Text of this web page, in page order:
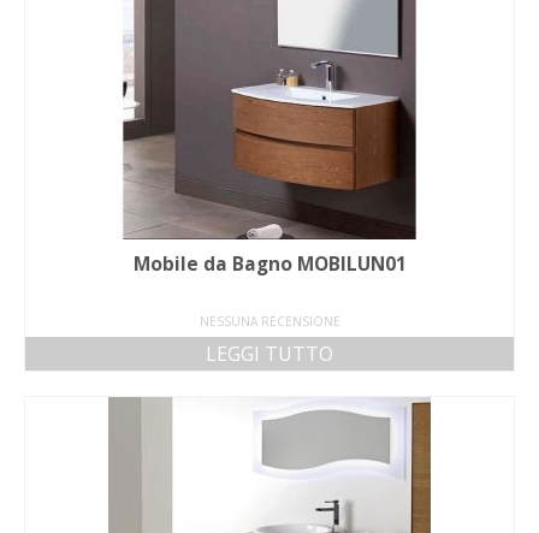
Mobile da Bagno MOBILUN01
NESSUNA RECENSIONE
LEGGI TUTTO